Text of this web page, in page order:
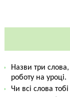
Назви три
роботу на уроці.
Чи всі слова